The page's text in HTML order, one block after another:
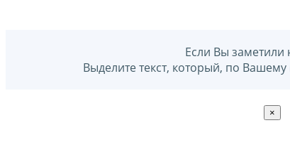
Если Вы заметили
Выделите текст, который, по
×